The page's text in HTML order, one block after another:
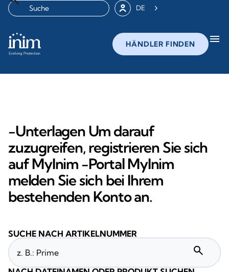
DE
HÄNDLER FINDEN menu
-Unterlagen Um darauf
zuzugreifen, registrieren Sie sich
auf MyInim -Portal MyInim
melden Sie sich bei Ihrem
bestehenden Konto an.
SUCHE NACH ARTIKELNUMMER
search